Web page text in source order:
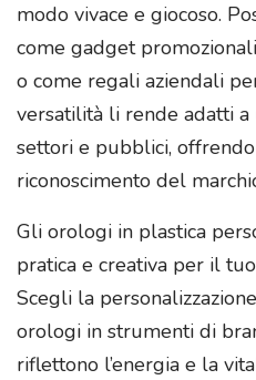
modo vivace e giocoso.
come gadget
o come regali aziendali
versatilità li rende adatti a
settori e pubblici,
riconoscimento del
Gli orologi in plastica
pratica e creativa per il
Scegli la
orologi in strumenti di
riflettono l’energia e la